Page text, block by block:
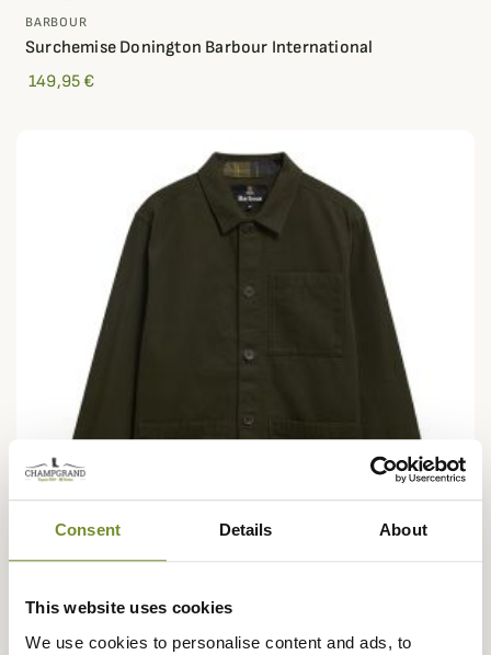
Consent Details About
This website uses cookies
We use cookies to personalise content and ads, to
BARBOUR
Surchemise Donington Barbour International
149,95 €
BARBOUR
Surchemise délavée tartan Barbour